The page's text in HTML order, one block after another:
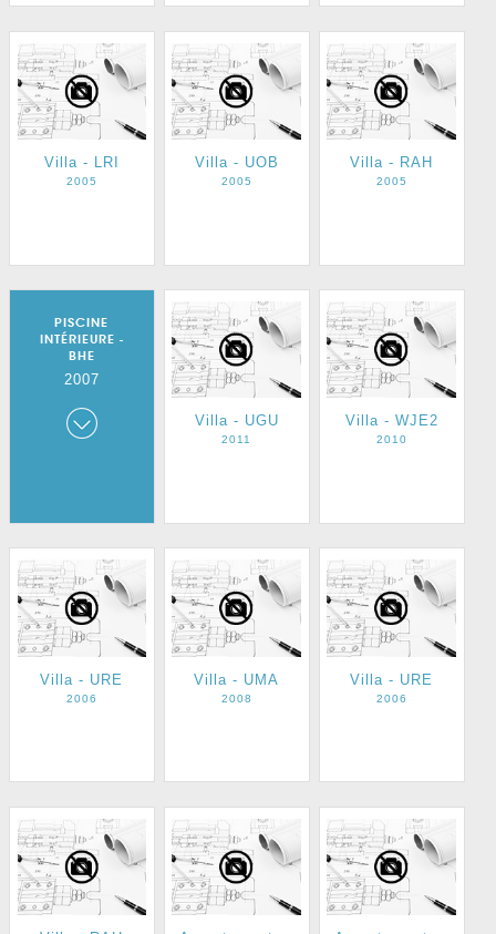
Villa - LRI
2005
Villa - UOB
2005
Villa - RAH
2005
PISCINE
INTÉRIEURE -
BHE
2007
Piscine
intérieure -
Villa - UGU
2011
Villa - WJE2
2010
Villa - URE
2006
Villa - UMA
2008
Villa - URE
2006